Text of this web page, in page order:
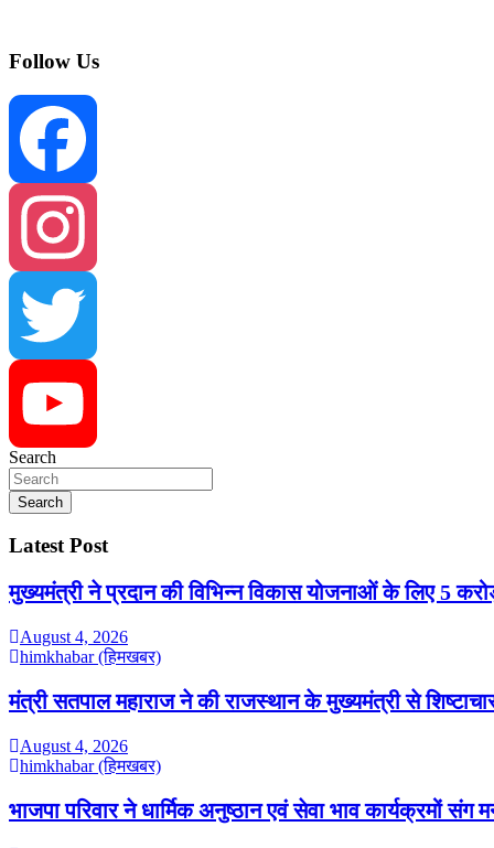
Follow Us
Facebook
Instagram
Twitter
YouTube
Search
Search
Latest Post
मुख्यमंत्री ने प्रदान की विभिन्न विकास योजनाओं के लिए 5
August 4, 2026
himkhabar (हिमखबर)
मंत्री सतपाल महाराज ने की राजस्थान के मुख्यमंत्री से
August 4, 2026
himkhabar (हिमखबर)
भाजपा परिवार ने धार्मिक अनुष्ठान एवं सेवा भाव कार्यक्रमों संग